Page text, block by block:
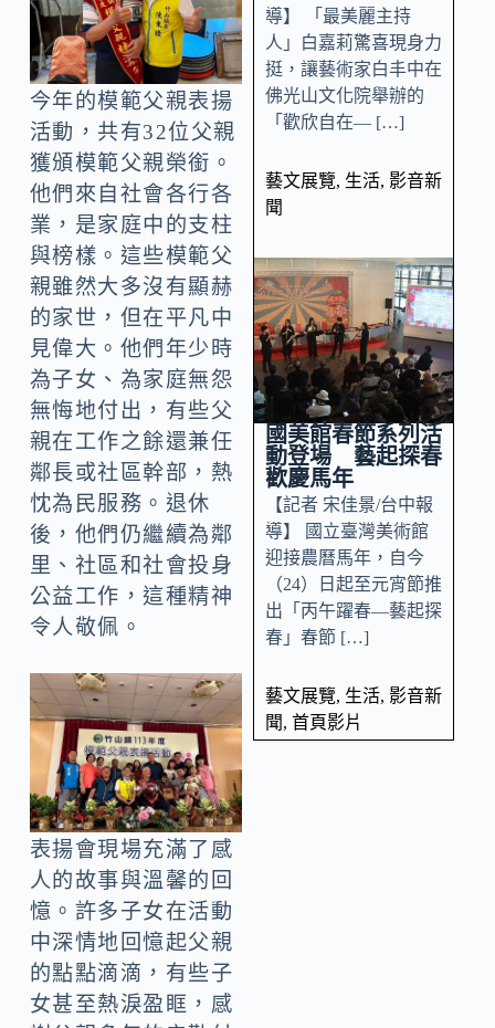
今年的模範父親表揚
活動，共有32位父親
獲頒模範父親榮銜。
他們來自社會各行各
業，是家庭中的支柱
與榜樣。這些模範父
親雖然大多沒有顯赫
的家世，但在平凡中
見偉大。他們年少時
為子女、為家庭無怨
無悔地付出，有些父
親在工作之餘還兼任
鄰長或社區幹部，熱
忱為民服務。退休
後，他們仍繼續為鄰
里、社區和社會投身
公益工作，這種精神
令人敬佩。
表揚會現場充滿了感
人的故事與溫馨的回
憶。許多子女在活動
中深情地回憶起父親
的點點滴滴，有些子
女甚至熱淚盈眶，感
導】 「最美麗主持
人」白嘉莉驚喜現身力
挺，讓藝術家白丰中在
佛光山文化院舉辦的
「歡欣自在— […]
藝文展覽, 生活, 影音新
聞
國美館春節系列活
動登場 藝起探春
歡慶馬年
【記者 宋佳景/台中報
導】 國立臺灣美術館
迎接農曆馬年，自今
（24）日起至元宵節推
出「丙午躍春—藝起探
春」春節 […]
藝文展覽, 生活, 影音新
聞, 首頁影片